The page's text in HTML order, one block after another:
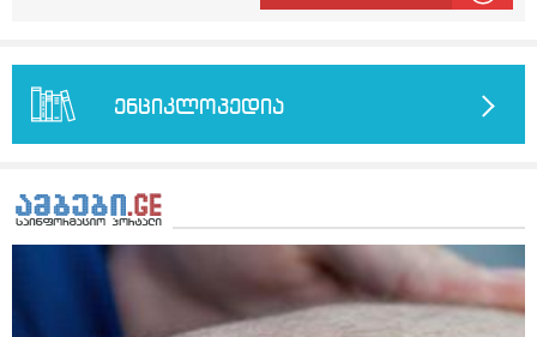
ენციკლოპედია